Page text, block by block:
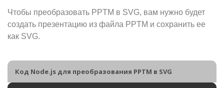
Чтобы преобразовать PPTM в SVG, вам нужно будет
создать презентацию из файла PPTM и сохранить ее
как SVG.
Код Node.js для преобразования PPTM в SVG